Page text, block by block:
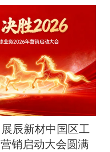
辰新材中国区工
销启动大会圆满